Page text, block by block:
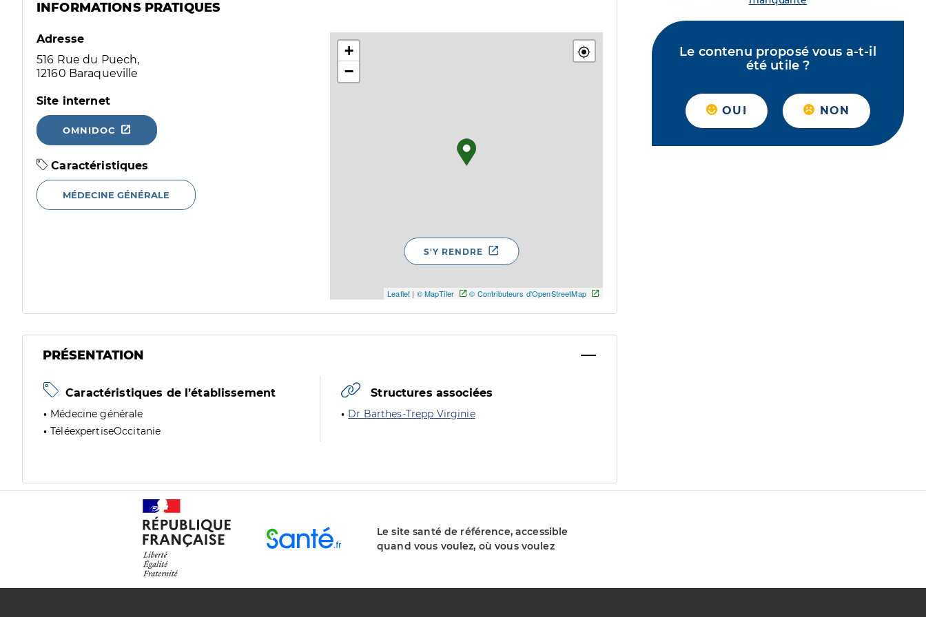
INFORMATIONS PRATIQUES
Adresse
516 Rue du Puech,
12160 Baraqueville
Site internet
OMNIDOC
Caractéristiques
MÉDECINE GÉNÉRALE
+
−
Leaflet | © MapTiler © Contributeurs d'OpenStreetMap
S'Y RENDRE
PRÉSENTATION
Caractéristiques de l’établissement
Médecine générale
TéléexpertiseOccitanie
Structures associées
Dr Barthes-Trepp Virginie
Le contenu proposé vous a-t-il
été utile ?
OUI NON
Le site santé de référence, accessible
quand vous voulez, où vous voulez